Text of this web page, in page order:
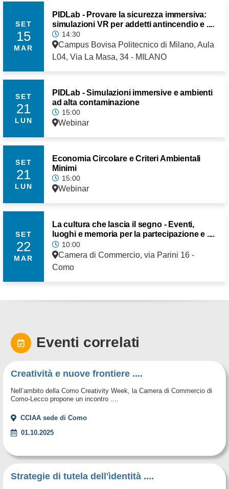
SET
15
MAR
PIDLab - Provare la sicurezza immersiva:
simulazioni VR per addetti antincendio e ....
14:30
Campus Bovisa Politecnico di Milano, Aula
L04, Via La Masa, 34 - MILANO
SET
21
LUN
PIDLab - Simulazioni immersive e ambienti
ad alta contaminazione
15:00
Webinar
SET
21
LUN
Economia Circolare e Criteri Ambientali
Minimi
15:00
Webinar
SET
22
MAR
La cultura che lascia il segno - Eventi,
luoghi e memoria per la partecipazione e ....
10:00
Camera di Commercio, via Parini 16 -
Como
Eventi correlati
Creatività e nuove frontiere ....
Nell’ambito della Como Creativity Week, la Camera di Commercio di
Como-Lecco propone un incontro ....
CCIAA sede di Como
01.10.2025
Strategie di tutela dell'ìdentità ....